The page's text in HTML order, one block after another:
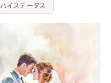
ハイステータス